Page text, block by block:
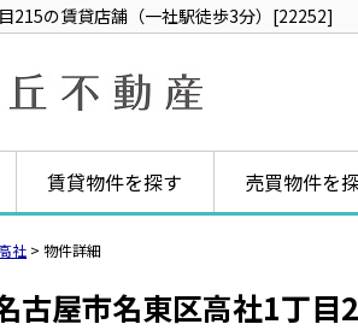
215の賃貸店舗（一社駅徒歩3分）[22252]
賃貸物件を探す 売買物件を
社 > 物件詳細
古屋市名東区高社1丁目